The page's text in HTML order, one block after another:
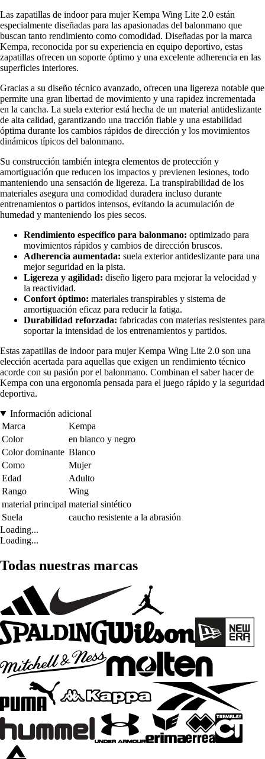
Las zapatillas de indoor para mujer Kempa Wing Lite 2.0 están
especialmente diseñadas para las apasionadas del balonmano que
buscan tanto rendimiento como comodidad. Diseñadas por la marca
Kempa, reconocida por su experiencia en equipo deportivo, estas
zapatillas ofrecen un soporte óptimo y una excelente adherencia en las
superficies interiores.
Gracias a su diseño técnico avanzado, ofrecen una ligereza notable que
permite una gran libertad de movimiento y una rapidez incrementada
en la cancha. La suela exterior está hecha de un material antideslizante
de alta calidad, garantizando una tracción fiable y una estabilidad
óptima durante los cambios rápidos de dirección y los movimientos
dinámicos típicos del balonmano.
Su construcción también integra elementos de protección y
amortiguación que reducen los impactos y previenen lesiones, todo
manteniendo una sensación de ligereza. La transpirabilidad de los
materiales asegura una comodidad duradera incluso durante
entrenamientos o partidos intensos, evitando la acumulación de
humedad y manteniendo los pies secos.
Rendimiento específico para balonmano: optimizado para
movimientos rápidos y cambios de dirección bruscos.
Adherencia aumentada: suela exterior antideslizante para una
mejor seguridad en la pista.
Ligereza y agilidad: diseño ligero para mejorar la velocidad y
la reactividad.
Confort óptimo: materiales transpirables y sistema de
amortiguación eficaz para reducir la fatiga.
Durabilidad reforzada: fabricadas con materias resistentes para
soportar la intensidad de los entrenamientos y partidos.
Estas zapatillas de indoor para mujer Kempa Wing Lite 2.0 son una
elección acertada para aquellas que exigen un rendimiento técnico
acorde con su pasión por el balonmano. Combinan el saber hacer de
Kempa con una ergonomía pensada para el juego rápido y la seguridad
deportiva.
Información adicional
Marca
Kempa
Color
en blanco y negro
Color dominante Blanco
Como
Mujer
Edad
Adulto
Rango
Wing
material principal material sintético
Suela
caucho resistente a la abrasión
Loading...
Loading...
Todas nuestras marcas